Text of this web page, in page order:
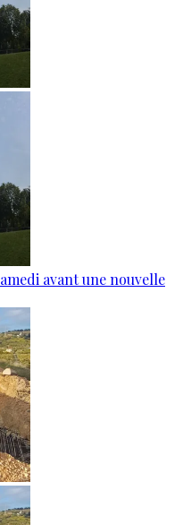
avant une nouvelle